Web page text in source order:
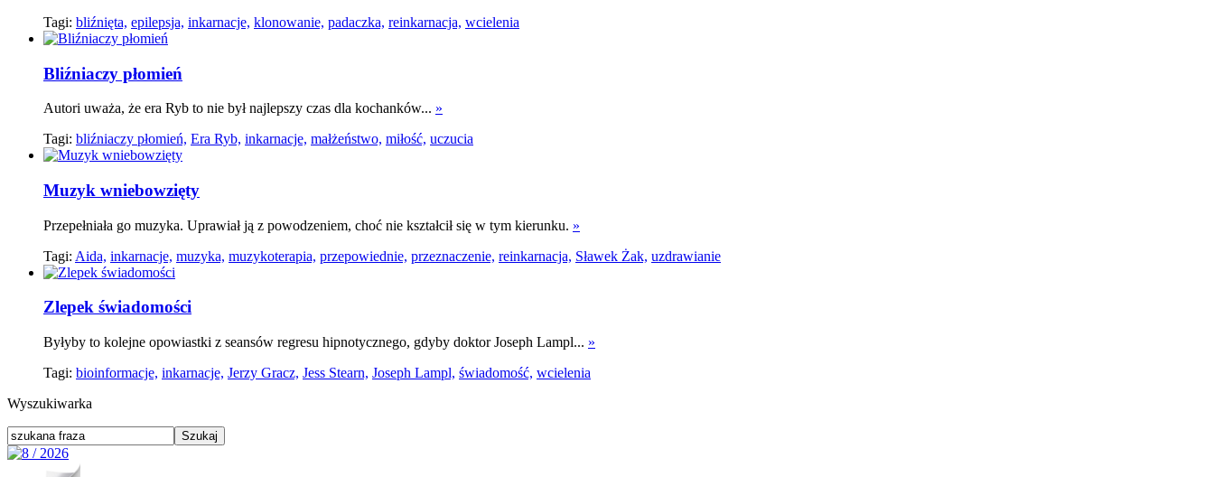
Tagi: bliźnięta, epilepsja, inkarnacje, klonowanie, padaczka, reinkarnacja, wcielenia
Bliźniaczy płomień
Autori uważa, że era Ryb to nie był najlepszy czas dla kochanków... »
Tagi: bliźniaczy płomień, Era Ryb, inkarnacje, małżeństwo, miłość, uczucia
Muzyk wniebowzięty
Przepełniała go muzyka. Uprawiał ją z powodzeniem, choć nie kształcił się w tym kierunku. »
Tagi: Aida, inkarnacje, muzyka, muzykoterapia, przepowiednie, przeznaczenie, reinkarnacja, Sławek Żak, uzdrawianie
Zlepek świadomości
Byłyby to kolejne opowiastki z seansów regresu hipnotycznego, gdyby doktor Joseph Lampl... »
Tagi: bioinformacje, inkarnacje, Jerzy Gracz, Jess Stearn, Joseph Lampl, świadomość, wcielenia
Wyszukiwarka